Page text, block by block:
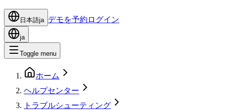
日本語ja デモを予約 ログイン
ja
Toggle menu
ホーム
ヘルプセンター
トラブルシューティング